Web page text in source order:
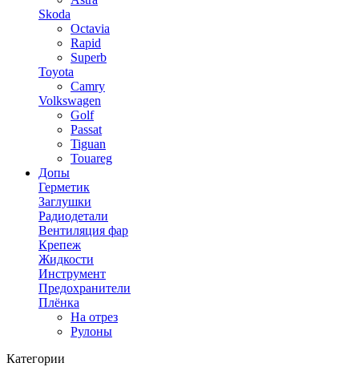
Skoda
Octavia
Rapid
Superb
Toyota
Camry
Volkswagen
Golf
Passat
Tiguan
Touareg
Допы
Герметик
Заглушки
Радиодетали
Вентиляция фар
Крепеж
Жидкости
Инструмент
Предохранители
Плёнка
На отрез
Рулоны
Категории